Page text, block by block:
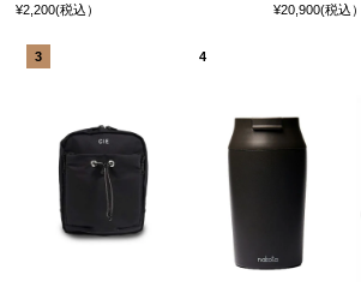
¥2,200(税込） ¥20,900(税込）